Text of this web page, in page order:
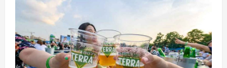
4
이미 소유한 게임이 포함된 번들을 구매
8월 8, 2026
AI